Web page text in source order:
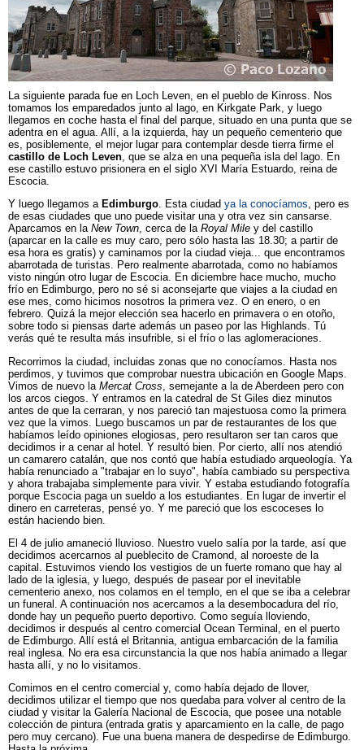
La siguiente parada fue en Loch Leven, en el pueblo de Kinross. Nos
tomamos los emparedados junto al lago, en Kirkgate Park, y luego
llegamos en coche hasta el final del parque, situado en una punta que se
adentra en el agua. Allí, a la izquierda, hay un pequeño cementerio que
es, posiblemente, el mejor lugar para contemplar desde tierra firme el
castillo de Loch Leven, que se alza en una pequeña isla del lago. En
ese castillo estuvo prisionera en el siglo XVI María Estuardo, reina de
Escocia.
Y luego llegamos a Edimburgo. Esta ciudad ya la conocíamos, pero es
de esas ciudades que uno puede visitar una y otra vez sin cansarse.
Aparcamos en la New Town, cerca de la Royal Mile y del castillo
(aparcar en la calle es muy caro, pero sólo hasta las 18.30; a partir de
esa hora es gratis) y caminamos por la ciudad vieja... que encontramos
abarrotada de turistas. Pero realmente abarrotada, como no habíamos
visto ningún otro lugar de Escocia. En diciembre hace mucho, mucho
frío en Edimburgo, pero no sé si aconsejarte que viajes a la ciudad en
ese mes, como hicimos nosotros la primera vez. O en enero, o en
febrero. Quizá la mejor elección sea hacerlo en primavera o en otoño,
sobre todo si piensas darte además un paseo por las Highlands. Tú
verás qué te resulta más insufrible, si el frío o las aglomeraciones.
Recorrimos la ciudad, incluidas zonas que no conocíamos. Hasta nos
perdimos, y tuvimos que comprobar nuestra ubicación en Google Maps.
Vimos de nuevo la Mercat Cross , semejante a la de Aberdeen pero con
los arcos ciegos. Y entramos en la catedral de St Giles diez minutos
antes de que la cerraran, y nos pareció tan majestuosa como la primera
vez que la vimos. Luego buscamos un par de restaurantes de los que
habíamos leído opiniones elogiosas, pero resultaron ser tan caros que
decidimos ir a cenar al hotel. Y resultó bien. Por cierto, allí nos atendió
un camarero catalán, que nos contó que había estudiado arqueología. Ya
había renunciado a "trabajar en lo suyo", había cambiado su perspectiva
y ahora trabajaba simplemente para vivir. Y estaba estudiando fotografía
porque Escocia paga un sueldo a los estudiantes. En lugar de invertir el
dinero en carreteras, pensé yo. Y me pareció que los escoceses lo
están haciendo bien.
El 4 de julio amaneció lluvioso. Nuestro vuelo salía por la tarde, así que
decidimos acercarnos al pueblecito de Cramond, al noroeste de la
capital. Estuvimos viendo los vestigios de un fuerte romano que hay al
lado de la iglesia, y luego, después de pasear por el inevitable
cementerio anexo, nos colamos en el templo, en el que se iba a celebrar
un funeral. A continuación nos acercamos a la desembocadura del río,
donde hay un pequeño puerto deportivo. Como seguía lloviendo,
decidimos ir después al centro comercial Ocean Terminal, en el puerto
de Edimburgo. Allí está el Britannia, antigua embarcación de la familia
real inglesa. No era esa circunstancia la que nos había animado a llegar
hasta allí, y no lo visitamos.
Comimos en el centro comercial y, como había dejado de llover,
decidimos utilizar el tiempo que nos quedaba para volver al centro de la
ciudad y visitar la Galería Nacional de Escocia, que posee una notable
colección de pintura (entrada gratis y aparcamiento en la calle, de pago
pero muy cercano). Fue una buena manera de despedirse de Edimburgo.